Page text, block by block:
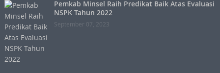
Pemkab Minsel Raih Predikat Baik Atas Evaluasi
NSPK Tahun 2022
September 07, 2023